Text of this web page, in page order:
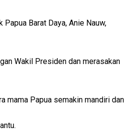
Barat Daya, Anie Nauw,
Wakil Presiden dan merasakan
mama Papua semakin mandiri dan